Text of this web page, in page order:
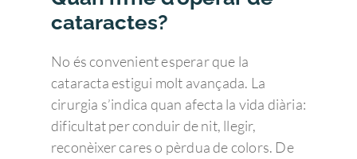
cataractes?
No és convenient esperar que la
cataracta estigui molt avançada. La
cirurgia s’indica quan afecta la vida diària:
dificultat per conduir de nit, llegir,
reconèixer cares o pèrdua de colors. De